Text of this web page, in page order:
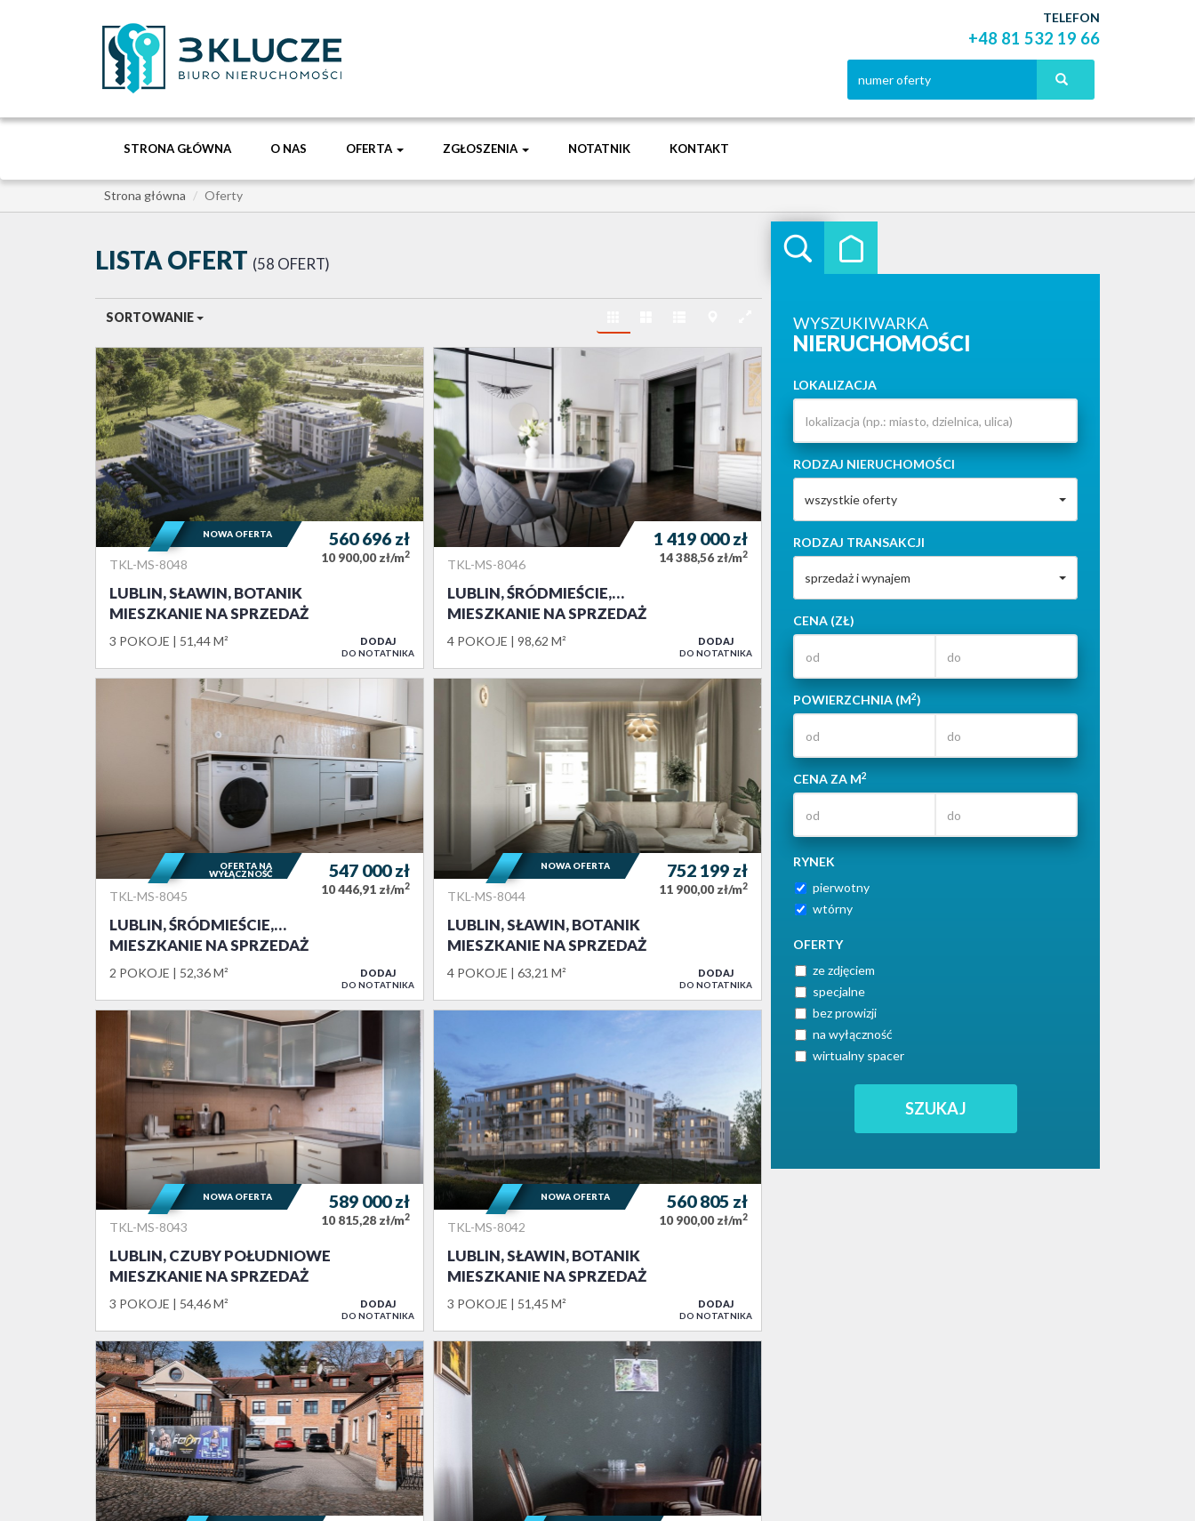
TELEFON
+48 81 532 19 66
STRONA GŁÓWNA O NAS OFERTA ZGŁOSZENIA NOTATNIK KONTAKT
Strona główna Oferty
WYSZUKIWARKA
NIERUCHOMOŚCI
LOKALIZACJA
RODZAJ NIERUCHOMOŚCI
wszystkie oferty
RODZAJ TRANSAKCJI
sprzedaż i wynajem
CENA (ZŁ)
POWIERZCHNIA (M2)
CENA ZA M2
RYNEK
pierwotny
wtórny
OFERTY
ze zdjęciem
specjalne
bez prowizji
na wyłączność
wirtualny spacer
LISTA OFERT 58 OFERT
SORTOWANIE
TKL-MS-8048
LUBLIN, SŁAWIN, BOTANIK
MIESZKANIE NA SPRZEDAŻ
3 POKOJE 51,44 M²
560 696zł
10 900,00 zł/m2
NOWA OFERTA
DODAJ
DO NOTATNIKA
TKL-MS-8046
LUBLIN, ŚRÓDMIEŚCIE,…
MIESZKANIE NA SPRZEDAŻ
4 POKOJE 98,62 M²
1 419 000zł
14 388,56 zł/m2
DODAJ
DO NOTATNIKA
TKL-MS-8045
LUBLIN, ŚRÓDMIEŚCIE,…
MIESZKANIE NA SPRZEDAŻ
2 POKOJE 52,36 M²
547 000zł
10 446,91 zł/m2
OFERTA NA
WYŁĄCZNOŚĆ
DODAJ
DO NOTATNIKA
TKL-MS-8044
LUBLIN, SŁAWIN, BOTANIK
MIESZKANIE NA SPRZEDAŻ
4 POKOJE 63,21 M²
752 199 zł
11 900,00 zł/m2
NOWA OFERTA
DODAJ
DO NOTATNIKA
TKL-MS-8043
LUBLIN, CZUBY POŁUDNIOWE
MIESZKANIE NA SPRZEDAŻ
3 POKOJE 54,46 M²
589 000zł
10 815,28 zł/m2
NOWA OFERTA
DODAJ
DO NOTATNIKA
TKL-MS-8042
LUBLIN, SŁAWIN, BOTANIK
MIESZKANIE NA SPRZEDAŻ
3 POKOJE 51,45 M²
560 805 zł
10 900,00 zł/m2
NOWA OFERTA
DODAJ
DO NOTATNIKA